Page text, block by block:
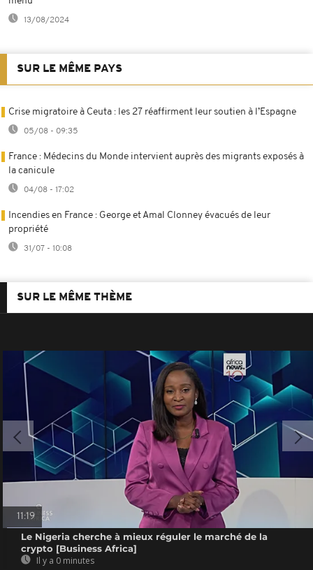
13/08/2024
SUR LE MÊME PAYS
Crise migratoire à Ceuta : les 27 réaffirment leur soutien à l’Espagne
05/08 - 09:35
France : Médecins du Monde intervient auprès des migrants exposés à
la canicule
04/08 - 17:02
Incendies en France : George et Amal Clonney évacués de leur
propriété
31/07 - 10:08
SUR LE MÊME THÈME
11:19
Le Nigeria cherche à mieux réguler le marché de la
crypto [Business Africa]
Il y a 0 minutes